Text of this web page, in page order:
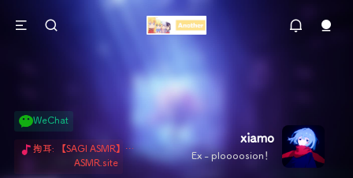
xiamo
Ex - ploooosion！
WeChat
掏耳: 【SAGI ASMR】今天就由阿米娅给博士掏耳吧「耳勺x鹅毛棒x吹气」 Hi-Res无损助眠 + 单刷: ASMR 精选4.0｜ 陪伴天花板 ✦扶扶の温柔哄睡 ✦ 顶级道具和语气词的交融 ✦ 扶桑大红花、
ASMR.site